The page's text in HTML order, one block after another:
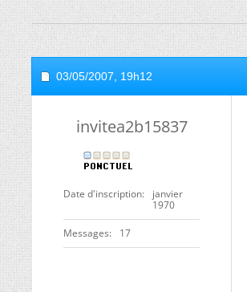
03/05/2007, 19h12
invitea2b15837
Date d'inscription
janvier
1970
Messages 17